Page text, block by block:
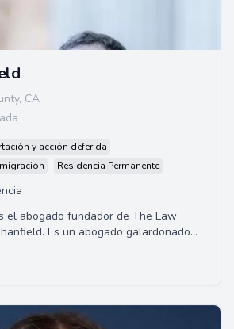
, CA
y acción deferida
Residencia Permanente
el abogado fundador de The Law
Es un abogado galardonado